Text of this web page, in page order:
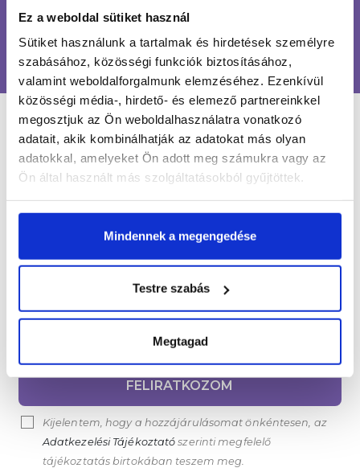
Ez a weboldal sütiket használ
Sütiket használunk a tartalmak és hirdetések személyre
szabásához, közösségi funkciók biztosításához,
valamint weboldalforgalmunk elemzéséhez. Ezenkívül
közösségi média-, hirdető- és elemező partnereinkkel
megosztjuk az Ön weboldalhasználatra vonatkozó
adatait, akik kombinálhatják az adatokat más olyan
adatokkal, amelyeket Ön adott meg számukra vagy az
Ön által használt más szolgáltatásokból gyűjtöttek.
Mindennek a megengedése
Testre szabás
Megtagad
100% BIZTONSÁGOS
ONLINE VÁSÁRLÁS
LÉGY NAPRAKÉSZ
Értesülj egy pillantás alatt a legújabb körmös
hírekről, kedvezményekről és újdonságokról!
Név*
Email cím*
FELIRATKOZOM
Kijelentem, hogy a hozzájárulásomat önkéntesen, az
Adatkezelési Tájékoztató szerinti megfelelő
tájékoztatás birtokában teszem meg.